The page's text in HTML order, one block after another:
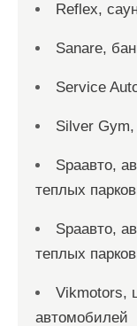
Reflex,
Sanare,
Service
Silver
Spaавто,
теплых
Spaавто,
теплых
Vikmotors,
автомобилей